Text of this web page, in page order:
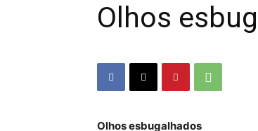
Olhos
Olhos esbugalhados